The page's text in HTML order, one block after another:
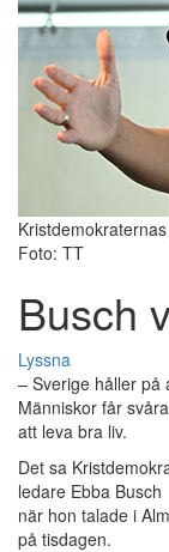
Foto: TT
Busch
Lyssna
– Sverige håller på
Människor får
att leva bra liv.
Det sa
ledare Ebba Busch
när hon talade i
på tisdagen.